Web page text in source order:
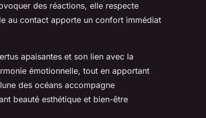
des réactions, elle respecte
au contact apporte un confort immédiat
apaisantes et son lien avec la
émotionnelle, tout en apportant
des océans accompagne
beauté esthétique et bien-être